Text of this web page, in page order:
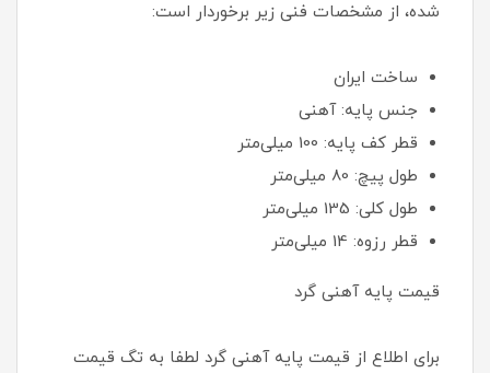
شده، از مشخصات فنی زیر برخوردار است:
ساخت ایران
جنس پایه: آهنی
قطر کف پایه: 100 میلی‌متر
طول پیچ: 80 میلی‌متر
طول کلی: 135 میلی‌متر
قطر رزوه: 14 میلی‌متر
قیمت پایه آهنی گرد
برای اطلاع از قیمت پایه آهنی گرد لطفا به تگ قیمت